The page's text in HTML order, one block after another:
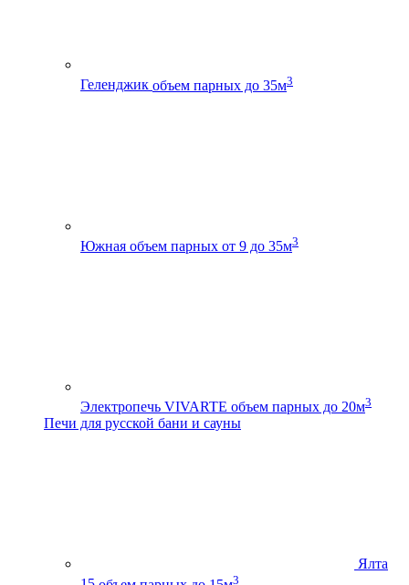
Геленджик объем парных до 35м3
Южная объем парных от 9 до 35м3
Электропечь VIVARTE объем парных до 20м3
Печи для русской бани и сауны
Ялта
3